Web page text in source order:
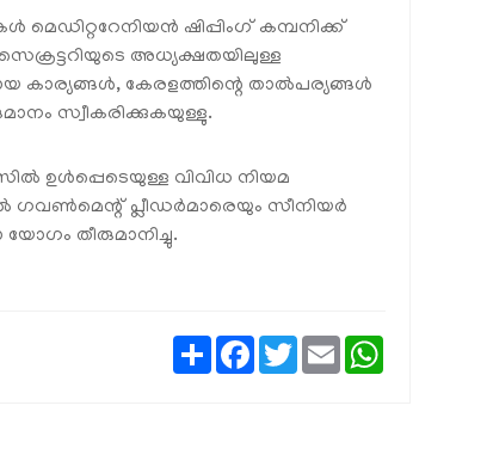
ഷിപ്പിംഗ് കമ്പനിക്ക്
അധ്യക്ഷതയിലുള്ള
കാര്യങ്ങൾ, കേരളത്തിന്റെ താൽപര്യങ്ങൾ
സ്വീകരിക്കുകയുള്ളു.
ഉൾപ്പെടെയുള്ള വിവിധ നിയമ
ഗവൺമെന്റ് പ്ലീഡർമാരെയും സീനിയർ
തീരുമാനിച്ചു.
ShareFacebook
TwitterEmail